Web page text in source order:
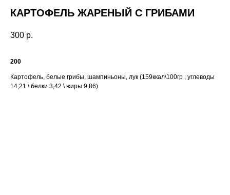
КАРТОФЕЛЬ ЖАРЕНЫЙ С ГРИБАМИ
300 р.
200
Картофель, белые грибы, шампиньоны, лук (159ккал\100гр , углеводы
14,21 \ белки 3,42 \ жиры 9,86)